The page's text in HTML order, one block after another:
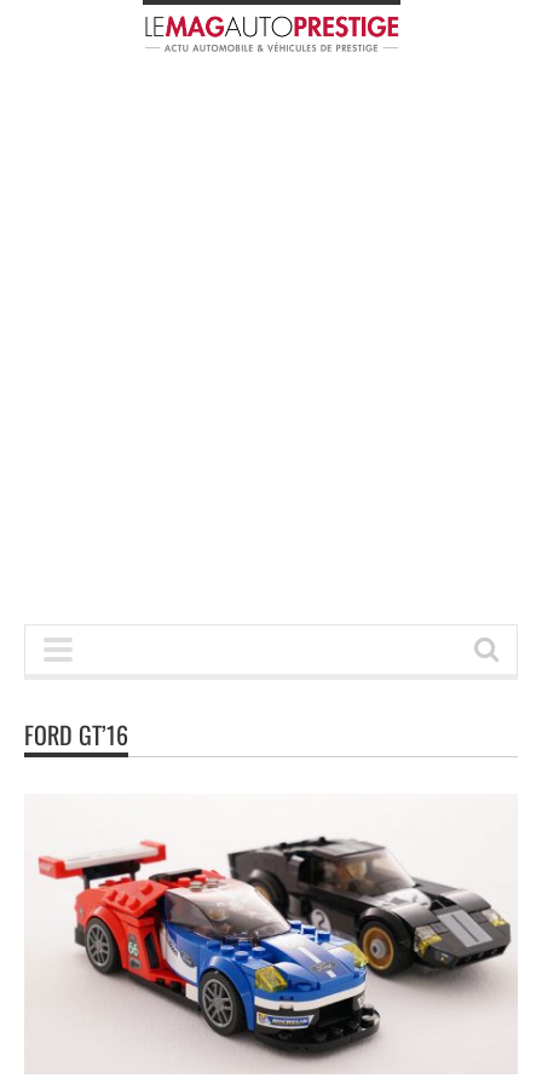
FORD GT’16